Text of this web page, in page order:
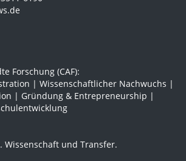
Forschung (CAF):
| Wissenschaftlicher Nachwuchs |
| Gründung & Entrepreneurship |
Wissenschaft und Transfer.